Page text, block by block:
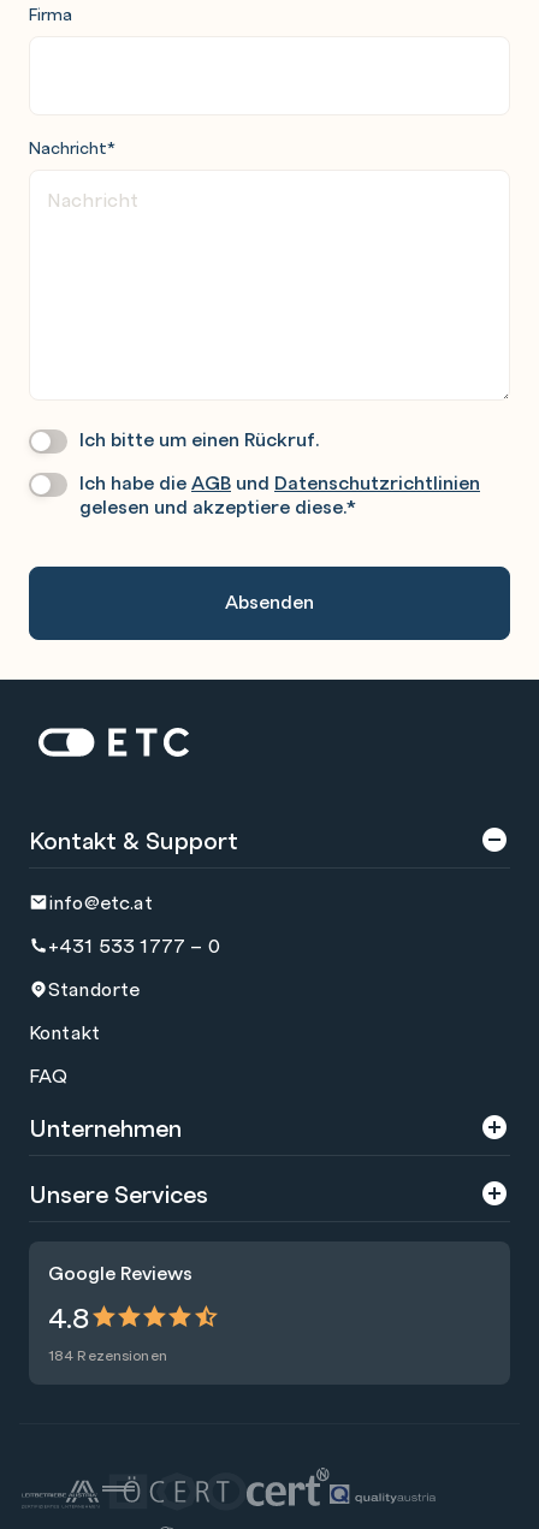
Firma
Nachricht*
Wir
Sie
Ich bitte um einen Rückruf.
Datenschutz*
Ich habe dieAGB und Datenschutzrichtlinien
gelesen und akzeptiere diese.*
Startseite: ETC
Google Reviews
4.8
184 Rezensionen
Kontakt & Support
info@etc.at
+431 533 1777 – 0
Standorte
Kontakt
FAQ
Unternehmen
Über uns
Presse
Nachhaltigkeit
Blog
Unsere Services
Raummiete